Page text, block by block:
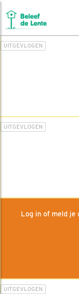
UITGEVLOGEN
UITGEVLOGEN
Log in of meld je
UITGEVLOGEN